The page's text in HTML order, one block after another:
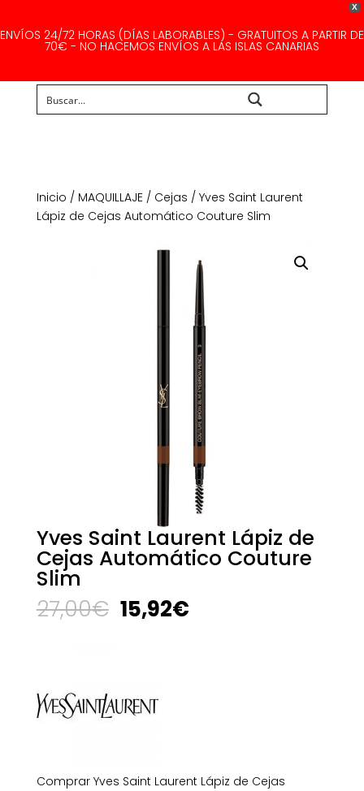
X
ENVÍOS 24/72 HORAS (DÍAS LABORABLES) - GRATUITOS A PARTIR DE
70€ - NO HACEMOS ENVÍOS A LAS ISLAS CANARIAS
Inicio / MAQUILLAJE/ Cejas / Yves Saint Laurent
Lápiz de Cejas Automático Couture Slim
Yves Saint Laurent Lápiz de
Cejas Automático Couture
Slim
27,00€ El
precio
15,92€El
Comprar Yves Saint Laurent Lápiz de Cejas